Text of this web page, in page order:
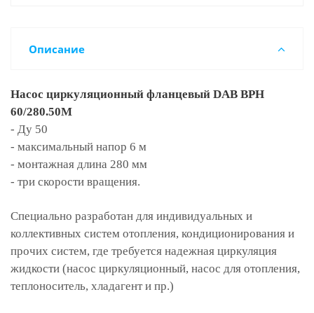
Описание
Насос циркуляционный фланцевый DAB BPH
60/280.50M
- Ду 50
- максимальный напор 6 м
- монтажная длина 280 мм
- три скорости вращения.
Специально разработан для индивидуальных и
коллективных систем отопления, кондиционирования и
прочих систем, где требуется надежная циркуляция
жидкости (насос циркуляционный, насос для отопления,
теплоноситель, хладагент и пр.)